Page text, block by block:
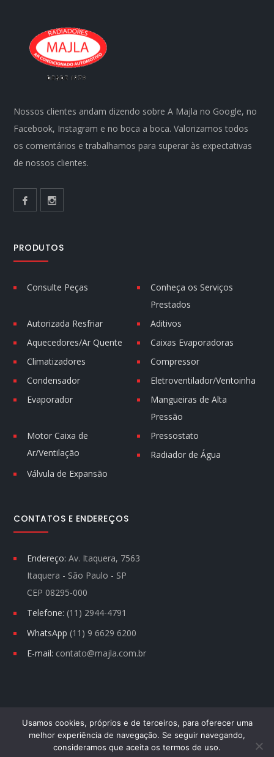
Nossos clientes andam dizendo sobre A Majla no Google, no
Facebook, Instagram e no boca a boca. Valorizamos todos
os comentários e trabalhamos para superar às expectativas
de nossos clientes.
PRODUTOS
Consulte Peças
Conheça os Serviços
Prestados
Autorizada Resfriar
Aditivos
Aquecedores/Ar Quente
Caixas Evaporadoras
Climatizadores
Compressor
Condensador
Eletroventilador/Ventoinha
Evaporador
Mangueiras de Alta
Pressão
Motor Caixa de
Ar/Ventilação
Pressostato
Radiador de Água
Válvula de Expansão
CONTATOS E ENDEREÇOS
Endereço: Av. Itaquera, 7563
Itaquera - São Paulo - SP
CEP 08295-000
Telefone: (11) 2944-4791
WhatsApp (11) 9 6629 6200
E-mail: contato@majla.com.br
MAJLA © TODOS DIREITOS RESERVADOS.
Usamos cookies, próprios e de terceiros, para oferecer uma
melhor experiência de navegação. Se seguir navegando,
consideramos que aceita os termos de uso.